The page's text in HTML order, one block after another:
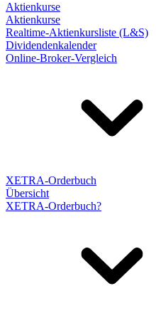
Aktienkurse
Aktienkurse
Realtime-Aktienkursliste (L&S)
Dividendenkalender
Online-Broker-Vergleich
XETRA-Orderbuch
Übersicht
XETRA-Orderbuch?